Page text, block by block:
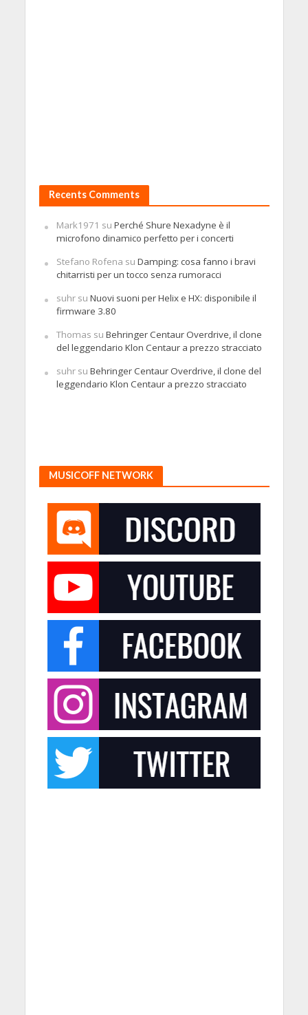
Recents Comments
Mark1971 su Perché Shure Nexadyne è il
microfono dinamico perfetto per i concerti
Stefano Rofena su Damping: cosa fanno i bravi
chitarristi per un tocco senza rumoracci
suhrsu Nuovi suoni per Helix e HX: disponibile il
firmware 3.80
Thomas su Behringer Centaur Overdrive, il clone
del leggendario Klon Centaur a prezzo stracciato
suhrsu Behringer Centaur Overdrive, il clone del
leggendario Klon Centaur a prezzo stracciato
MUSICOFF NETWORK